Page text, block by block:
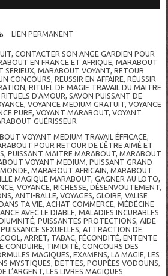
LIEN PERMANENT
,CONTACTER SON ANGE GARDIEN POUR
EN FRANCE ET AFRIQUE ,MARABOUT
SERIEUX ,MARABOUT VOYANT ,RETOUR
CONCOURS REUSSIR EN AFFAIRE RÉUSSIR
RITUEL DE MAGIE TRAVAIL DU MAITRE
RITUELS D'AMOUR SAVON PUISSANT DE
VOYANCE MEDIUM GRATUIT, VOYANCE
PURE ,VOYANT MARABOUT ,VOYANT
GUÉRISSEUR
VOYANT MEDIUM TRAVAIL ÉFFICACE,
POUR RETOUR DE L'ÊTRE AIMÉ ET
,PUISSANT MAITRE MARABOUT,MARABOUT
VOYANT MEDIUM, PUISSANT GRAND
, MARABOUT AFRICAIN, MARABOUT
MAGIQUE MARABOUT, GAGNER AU LOTO,
,VOYANCE,RICHESSE,DÉSENVOUTEMENT,
,ANTI-BALLE,VOYAGES,GLOIRE,VALISE
TA VIE, ACHAT COMMERCE, MÉDÉCINE
AVEC LE DIABLE, MALADIES INCURABLES
, PUISSANTES PROTECTIONS, AIDE
SEXUELLES,ATTRACTION DE
,ARRET, TABAC,FÉCONDITÉ,ENTENTE
CONDUIRE, TIMIDITÉ,CONCOURS DES
MAGIQUES, EXAMENS, LA MAGIE, LES
MYSTIQUES,DETTES,POUPÉES VODOUNS,
L’ARGENT,LES LIVRES MAGIQUES